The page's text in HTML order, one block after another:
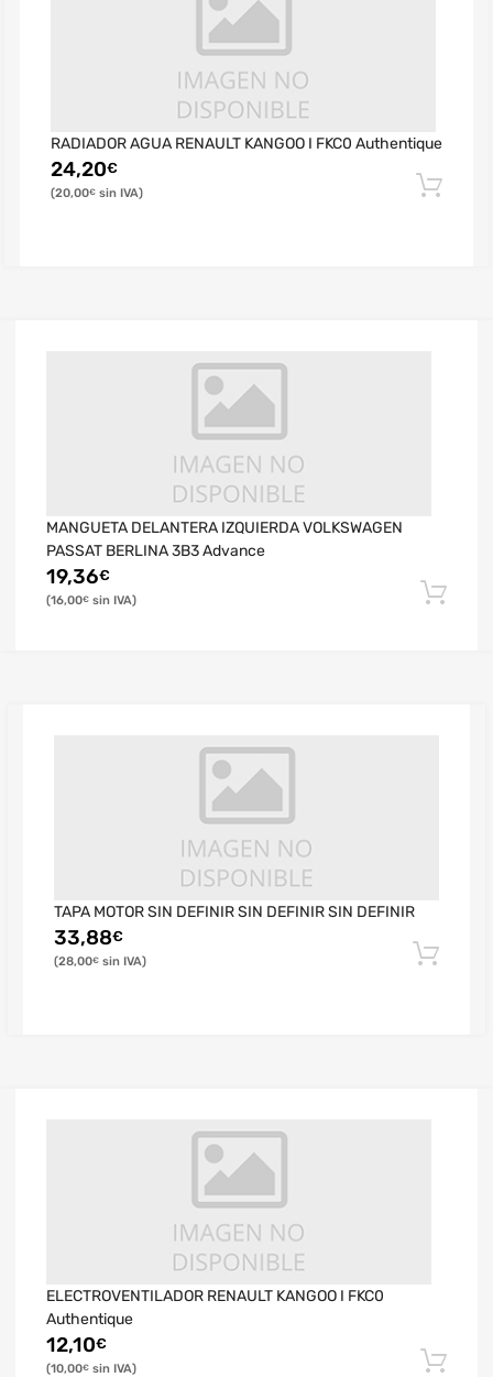
RADIADOR AGUA RENAULT KANGOO I FKC0 Authentique
24,20€
20,00€
MANGUETA DELANTERA IZQUIERDA VOLKSWAGEN
PASSAT BERLINA 3B3 Advance
19,36€
16,00€
TAPA MOTOR SIN DEFINIR SIN DEFINIR SIN DEFINIR
33,88€
28,00€
ELECTROVENTILADOR RENAULT KANGOO I FKC0
Authentique
12,10€
10,00€